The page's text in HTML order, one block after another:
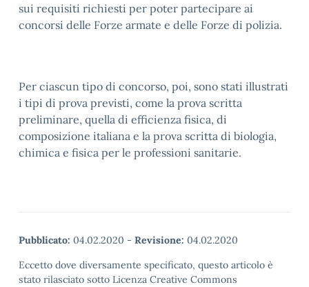
sui requisiti richiesti per poter partecipare ai
concorsi delle Forze armate e delle Forze di polizia.
Per ciascun tipo di concorso, poi, sono stati illustrati
i tipi di prova previsti, come la prova scritta
preliminare, quella di efficienza fisica, di
composizione italiana e la prova scritta di biologia,
chimica e fisica per le professioni sanitarie.
Pubblicato: 04.02.2020 - Revisione: 04.02.2020
Eccetto dove diversamente specificato, questo articolo è
stato rilasciato sotto Licenza Creative Commons